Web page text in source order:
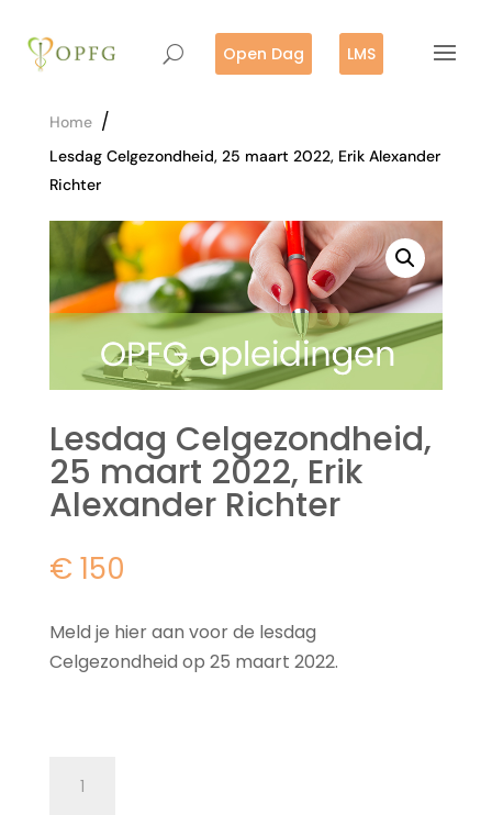
Open Dag LMS
Home /
Lesdag Celgezondheid, 25 maart 2022, Erik Alexander
Richter
Lesdag Celgezondheid,
25 maart 2022, Erik
Alexander Richter
€ 150
Meld je hier aan voor de lesdag
Celgezondheid op 25 maart 2022.
Celgezondheid,